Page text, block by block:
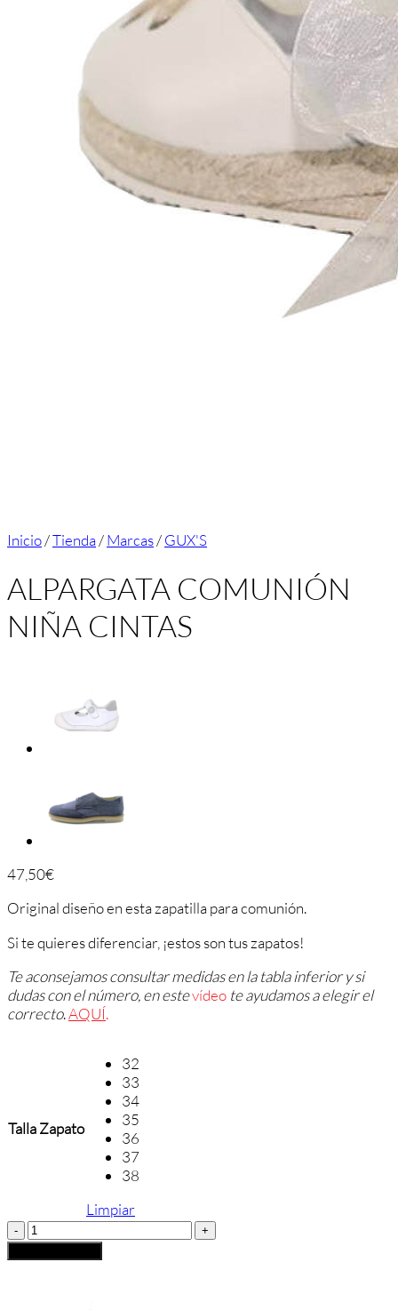
Inicio/Tienda/Marcas/GUX'S
ALPARGATA COMUNIÓN
NIÑA CINTAS
47,50€
Original diseño en esta zapatilla para comunión.
Si te quieres diferenciar, ¡estos son tus zapatos!
Te aconsejamos consultar medidas en la tabla inferior y si
dudas con el número, en estevídeo te ayudamos a elegir el
correcto.AQUÍ.
Talla Zapato
32
33
34
35
36
37
38
Limpiar
ALPARGATA
COMUNIÓN
NIÑA